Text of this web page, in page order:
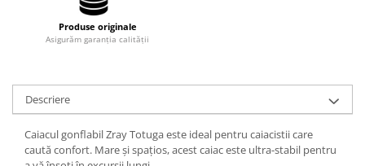
Produse originale
Asigurăm garanția calității
Descriere
Caiacul gonflabil Zray Totuga este ideal pentru caiacistii care
caută confort. Mare și spațios, acest caiac este ultra-stabil pentru